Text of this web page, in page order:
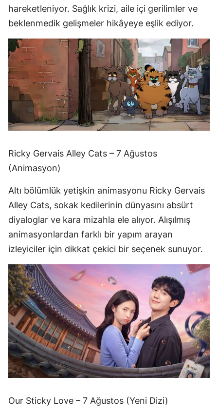
hareketleniyor. Sağlık krizi, aile içi gerilimler ve
beklenmedik gelişmeler hikâyeye eşlik ediyor.
Ricky Gervais Alley Cats – 7 Ağustos
(Animasyon)
Altı bölümlük yetişkin animasyonu Ricky Gervais
Alley Cats, sokak kedilerinin dünyasını absürt
diyaloglar ve kara mizahla ele alıyor. Alışılmış
animasyonlardan farklı bir yapım arayan
izleyiciler için dikkat çekici bir seçenek sunuyor.
Our Sticky Love – 7 Ağustos (Yeni Dizi)